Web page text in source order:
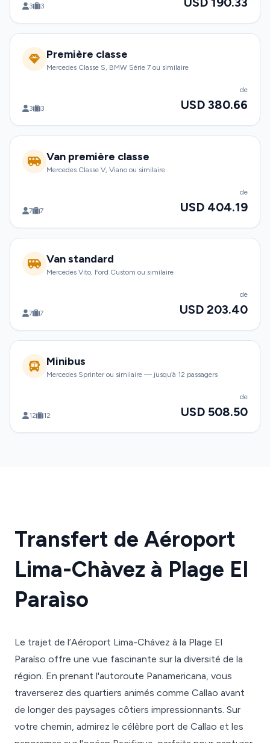
3 3
Première classe
Mercedes Classe S, BMW Série 7 ou similaire
3 3
de
USD 380.66
Van première classe
Mercedes Classe V, Viano ou similaire
7 7
de
USD 404.19
Van standard
Mercedes Vito, Ford Custom ou similaire
7 7
de
USD 203.40
Minibus
Mercedes Sprinter ou similaire — jusqu’à 12 passagers
12 12
de
USD 508.50
Transfert de Aéroport
Lima-Chàvez à Plage El
Paraìso
Le trajet de l’Aéroport Lima-Chávez à la Plage El
Paraíso offre une vue fascinante sur la diversité de la
région. En prenant l'autoroute Panamericana, vous
traverserez des quartiers animés comme Callao avant
de longer des paysages côtiers impressionnants. Sur
votre chemin, admirez le célèbre port de Callao et les